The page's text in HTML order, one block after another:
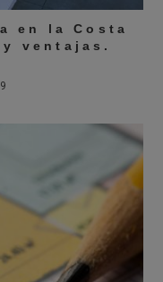
en la Costa
ventajas.